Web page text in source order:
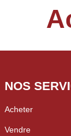
NOS
Acheter
Vendre